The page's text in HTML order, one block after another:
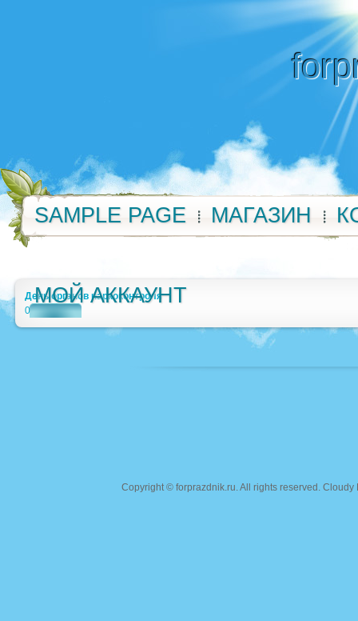
SAMPLE PAGE МАГАЗИН
МОЙ АККАУНТ
День органов наркоконтроля
0
Copyright © forprazdnik.ru. All rights reserved.